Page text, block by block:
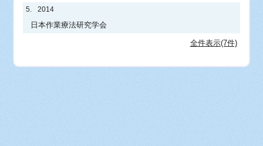
5. 2014
日本作業療法研究学会
全件表示(7件)